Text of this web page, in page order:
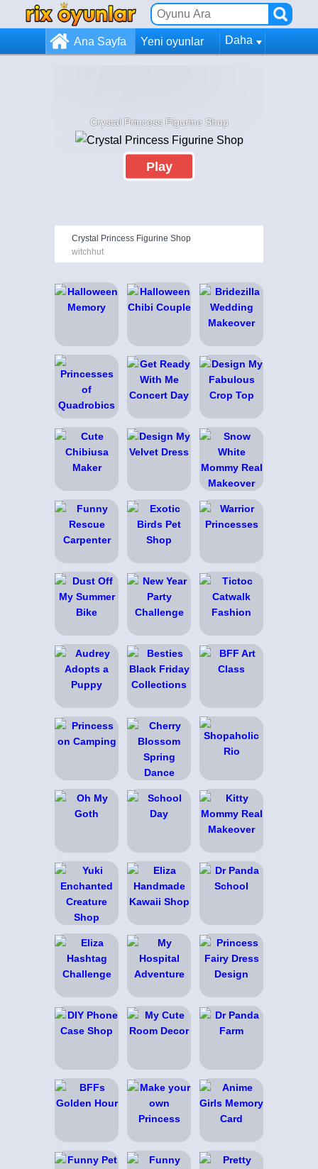
Ana Sayfa Yeni oyunlar Daha
Crystal Princess Figurine Shop
Play
Crystal Princess Figurine Shop
witchhut